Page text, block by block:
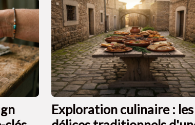
Exploration culinaire : les